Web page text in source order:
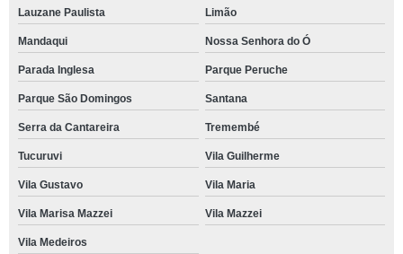
Lauzane Paulista Limão
Mandaqui Nossa Senhora do Ó
Parada Inglesa Parque Peruche
Parque São Domingos Santana
Serra da Cantareira Tremembé
Tucuruvi Vila Guilherme
Vila Gustavo Vila Maria
Vila Marisa Mazzei Vila Mazzei
Vila Medeiros